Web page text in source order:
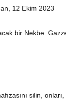
12 Ekim 2023
bir Nekbe.
silin,